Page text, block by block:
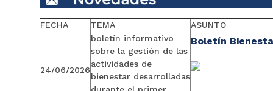
FECHA TEMA ASUNTO
24/06/2026
boletín informativo
sobre la gestión de las
actividades de
bienestar desarrolladas
durante el primer
Boletín